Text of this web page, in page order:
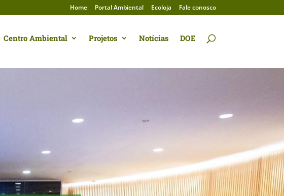
Home Portal Ambiental Ecoloja Fale conosco
Centro Ambiental Projetos Notícias DOE